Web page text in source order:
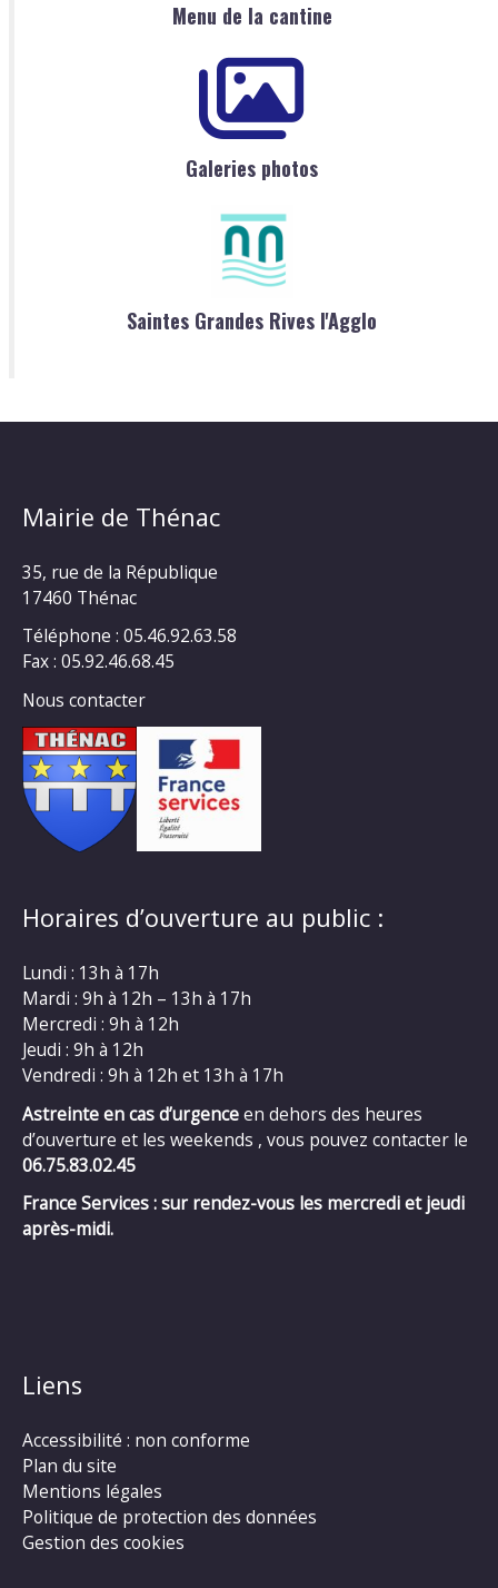
Menu de la cantine
Galeries photos
Saintes Grandes Rives l'Agglo
Mairie de Thénac
35, rue de la République
17460 Thénac
Téléphone : 05.46.92.63.58
Fax : 05.92.46.68.45
Nous contacter
Horaires d’ouverture au public :
Lundi : 13h à 17h
Mardi : 9h à 12h – 13h à 17h
Mercredi : 9h à 12h
Jeudi : 9h à 12h
Vendredi : 9h à 12h et 13h à 17h
Astreinte en cas d’urgenceen dehors des heures
d’ouverture et les weekends , vous pouvez contacter le
06.75.83.02.45
France Services : sur rendez-vous les mercredi et jeudi
après-midi.
Liens
Accessibilité : non conforme
Plan du site
Mentions légales
Politique de protection des données
Gestion des cookies